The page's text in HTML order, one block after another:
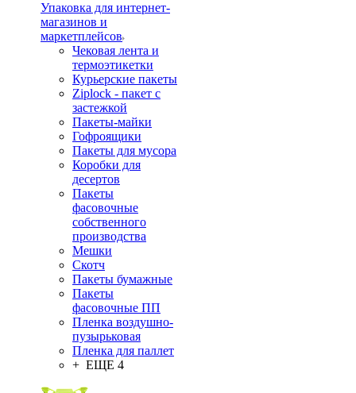
Упаковка для интернет-
магазинов и
маркетплейсов
Чековая лента и
термоэтикетки
Курьерские пакеты
Ziplock - пакет с
застежкой
Пакеты-майки
Гофроящики
Пакеты для мусора
Коробки для
десертов
Пакеты
фасовочные
собственного
производства
Мешки
Скотч
Пакеты бумажные
Пакеты
фасовочные ПП
Пленка воздушно-
пузырьковая
Пленка для паллет
+ ЕЩЕ 4